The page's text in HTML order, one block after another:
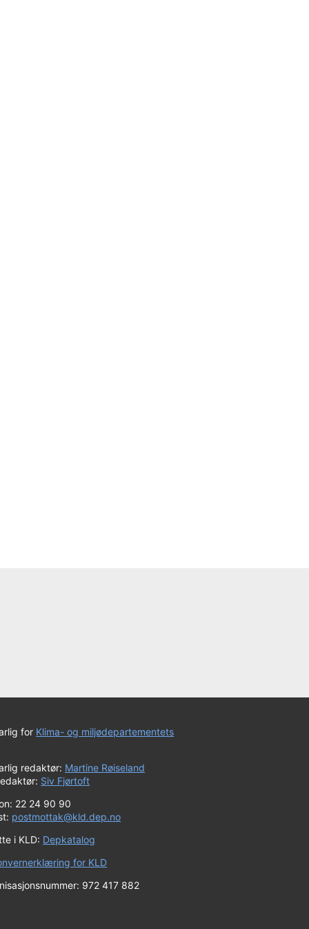
i rømningssammenheng. Miljørisiko må bl.a. vurderes i
rømt oppdrettsfisk
(rømt oppdrettsfisk) slik at overvåkningsprogrammet kan
vil kunne krysse seg inn i ville bestander. Bruk av slike
Fiskeridirektoratet tatt initiativ til forskningsprogrammet
laks og regnbueørret kontrolleres av Fiskeridirektoratet
en spesiell kontrollkampanje mot rømning i 2006 (inngår i
datainnsamling for å få eksakte posisjoner av alle flytende
i 2006 vil direktoratet gjennomgå egne rutiner og handlinger i
egne rutiner i samarbeidet med politi og påtalemyndighet.
med rømningsepisoder
at det er samsvar mellom rømningstall meldt til Fiskeridir og
med innsamlede funn og kompetanse.
ulike interessenter og offentlige etater i arbeidet mot rømt
for Klima- og miljødepartementets
redaktør: Martine Røiseland
Siv Fjørtoft
22 24 90 90
postmottak@kld.dep.no
i KLD: Depkatalog
for KLD
972 417 882